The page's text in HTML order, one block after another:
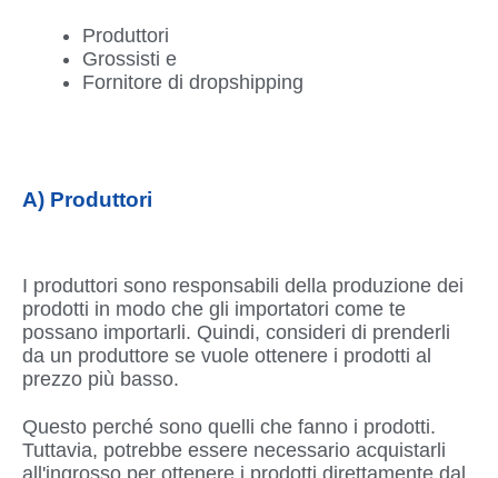
Produttori
Grossisti e
Fornitore di dropshipping
A) Produttori
I produttori sono responsabili della produzione dei
prodotti in modo che gli importatori come te
possano importarli. Quindi, consideri di prenderli
da un produttore se vuole ottenere i prodotti al
prezzo più basso.
Questo perché sono quelli che fanno i prodotti.
Tuttavia, potrebbe essere necessario acquistarli